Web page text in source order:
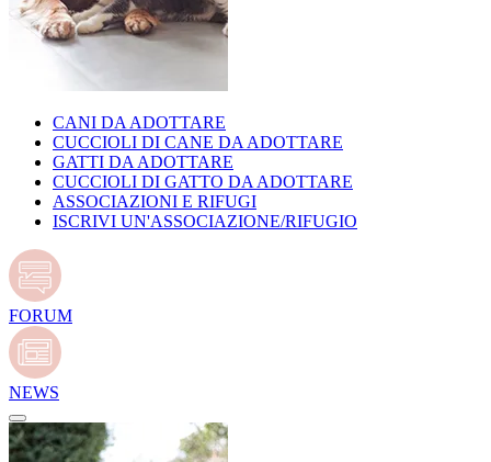
CANI DA ADOTTARE
CUCCIOLI DI CANE DA ADOTTARE
GATTI DA ADOTTARE
CUCCIOLI DI GATTO DA ADOTTARE
ASSOCIAZIONI E RIFUGI
ISCRIVI UN'ASSOCIAZIONE/RIFUGIO
FORUM
NEWS